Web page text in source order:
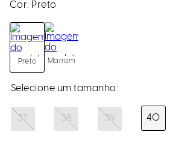
Cor: Preto
Preto Marrom
37 38 39 40